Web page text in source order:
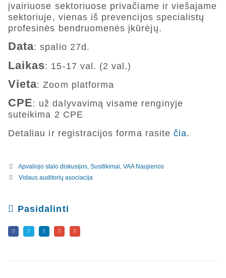
įvairiuose sektoriuose privačiame ir viešajame
sektoriuje, vienas iš prevencijos specialistų
profesinės bendruomenės įkūrėjų.
Data: spalio 27d.
Laikas: 15-17 val. (2 val.)
Vieta: Zoom platforma
CPE: už dalyvavimą visame renginyje
suteikima 2 CPE
Detaliau ir registracijos forma rasite čia.
Apvaliojo stalo diskusijos, Susitikimai VAA Naujienos
Vidaus auditorių asociacija
Pasidalinti